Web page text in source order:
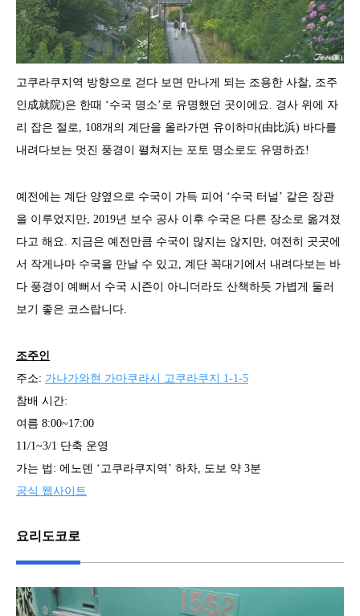
고쿠라쿠지역 방향으로 걷다 보면 만나게 되는 조용한 사찰, 조주
인成就院)은 한때 ‘수국 명소’로 유명했던 곳이에요. 경사 위에 자
리 잡은 절로, 108개의 계단을 올라가면 유이하마(由比浜) 바다를
내려다보는 멋진 풍경이 펼쳐지는 포토 명소로도 유명하죠!
예전에는 계단 양옆으로 수국이 가득 피어 ‘수국 터널’ 같은 장관
을 이루었지만, 2019년 보수 공사 이후 수국은 다른 장소로 옮겨졌
다고 해요. 지금은 예전만큼 수국이 많지는 않지만, 여전히 곳곳에
서 작게나마 수국을 만날 수 있고, 계단 꼭대기에서 내려다보는 바
다 풍경이 예뻐서 수국 시즌이 아니더라도 산책하듯 가볍게 둘러
보기 좋은 코스랍니다.
조주인
주소: 가나가와현 가마쿠라시 고쿠라쿠지 1-1-5
참배 시간:
여름 8:00~17:00
11/1~3/1 단축 운영
가는 법: 에노덴 ‘고쿠라쿠지역’ 하차, 도보 약 3분
공식 웹사이트
요리도코로